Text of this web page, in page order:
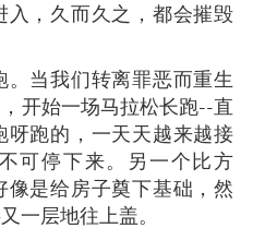
入，久而久之，都会摧毁
当我们转离罪恶而重生
开始一场马拉松长跑--直
呀跑的，一天天越来越接
可停下来。另一个比方
像是给房子奠下基础，然
一层地往上盖。